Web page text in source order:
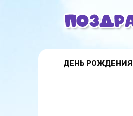
ДЕНЬ РОЖДЕНИЯ